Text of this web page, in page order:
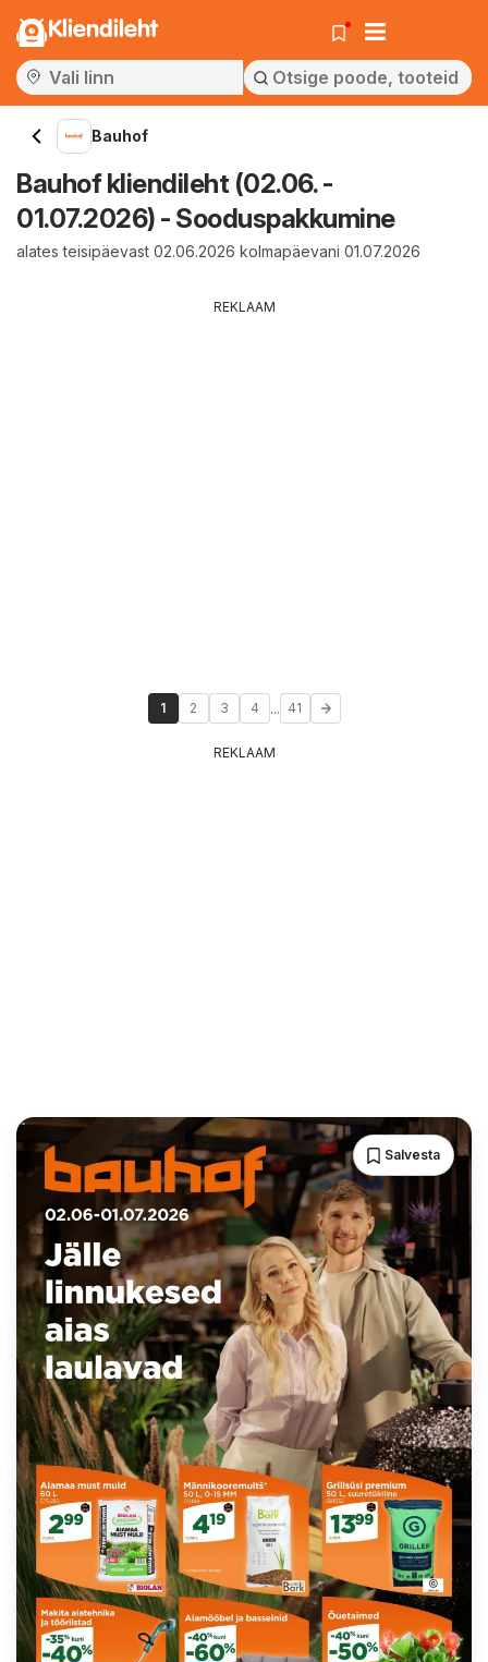
Kliendileht
Bauhof
Bauhof kliendileht (02.06. -
01.07.2026) - Sooduspakkumine
alates teisipäevast 02.06.2026 kolmapäevani 01.07.2026
REKLAAM
1 2 3 4 ... 41
REKLAAM
Salvesta